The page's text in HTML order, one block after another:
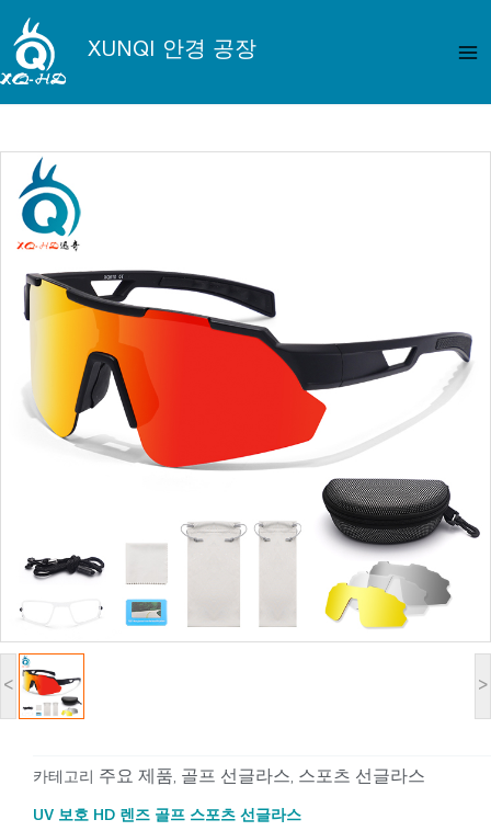
텐
츠
로
너
기
XUNQI 안경 공장
인
메
뉴
< >
카테고리 주요 제품, 골프 선글라스, 스포츠 선글라스
UV 보호 HD 렌즈 골프 스포츠 선글라스